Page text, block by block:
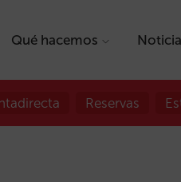
Qué hacemos
Reservas